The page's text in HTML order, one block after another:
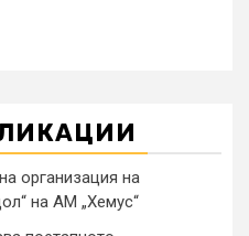
организация на
на АМ „Хемус“